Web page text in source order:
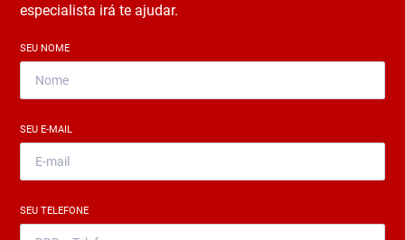
especialista irá te ajudar.
SEU NOME
SEU E-MAIL
SEU TELEFONE